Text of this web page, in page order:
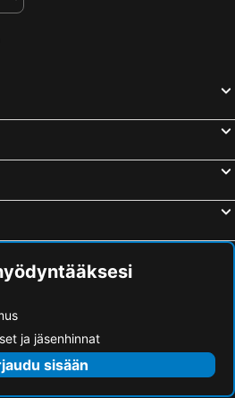
ja jäsenhinnat
sisään